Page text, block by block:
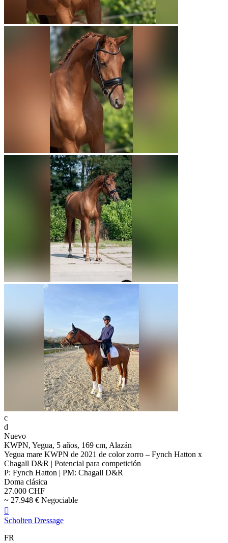
c
d
Nuevo
KWPN, Yegua, 5 años, 169 cm, Alazán
Yegua mare KWPN de 2021 de color zorro – Fynch Hatton x
Chagall D&R | Potencial para competición
P: Fynch Hatton | PM: Chagall D&R
Doma clásica
27.000 CHF
~ 27.948 € Negociable

Scholten Dressage
FR